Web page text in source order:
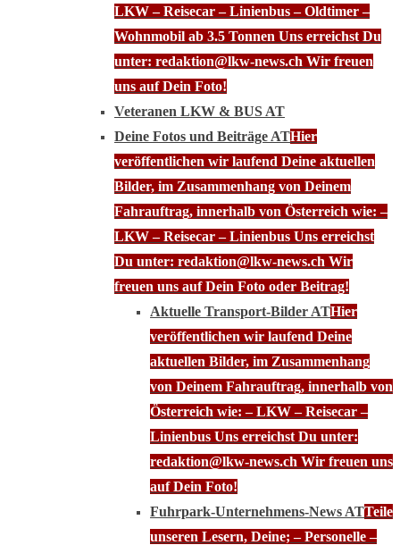
LKW – Reisecar – Linienbus – Oldtimer –
Wohnmobil ab 3.5 Tonnen Uns erreichst Du
unter: redaktion@lkw-news.ch Wir freuen
uns auf Dein Foto!
Veteranen LKW & BUS AT
Deine Fotos und Beiträge ATHier
veröffentlichen wir laufend Deine aktuellen
Bilder, im Zusammenhang von Deinem
Fahrauftrag, innerhalb von Österreich wie: –
LKW – Reisecar – Linienbus Uns erreichst
Du unter: redaktion@lkw-news.ch Wir
freuen uns auf Dein Foto oder Beitrag!
Aktuelle Transport-Bilder ATHier
veröffentlichen wir laufend Deine
aktuellen Bilder, im Zusammenhang
von Deinem Fahrauftrag, innerhalb von
Österreich wie: – LKW – Reisecar –
Linienbus Uns erreichst Du unter:
redaktion@lkw-news.ch Wir freuen uns
auf Dein Foto!
Fuhrpark-Unternehmens-News ATTeile
unseren Lesern, Deine; – Personelle –